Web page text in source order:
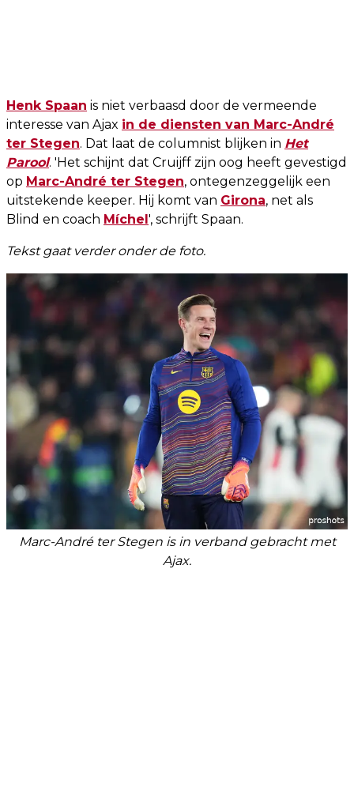
Henk Spaan is niet verbaasd door de vermeende
interesse van Ajax in de diensten van Marc-André
ter Stegen. Dat laat de columnist blijken in Het
Parool. 'Het schijnt dat Cruijff zijn oog heeft gevestigd
op Marc-André ter Stegen, ontegenzeggelijk een
uitstekende keeper. Hij komt van Girona, net als
Blind en coach Míchel', schrijft Spaan.
Tekst gaat verder onder de foto.
Marc-André ter Stegen is in verband gebracht met
Ajax.